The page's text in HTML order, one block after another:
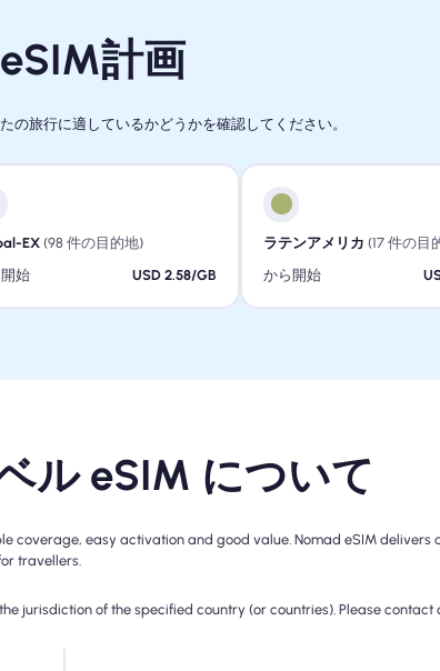
計画
の旅行に適しているかどうかを確認してください。
EX(98 件の目的地)
始
USD 2.58/GB
ラテンアメリカ (17 件の目
から開始
ル eSIM について
coverage, easy activation and good value. Nomad eSIM
travellers.
jurisdiction of the specified country (or countries). Please